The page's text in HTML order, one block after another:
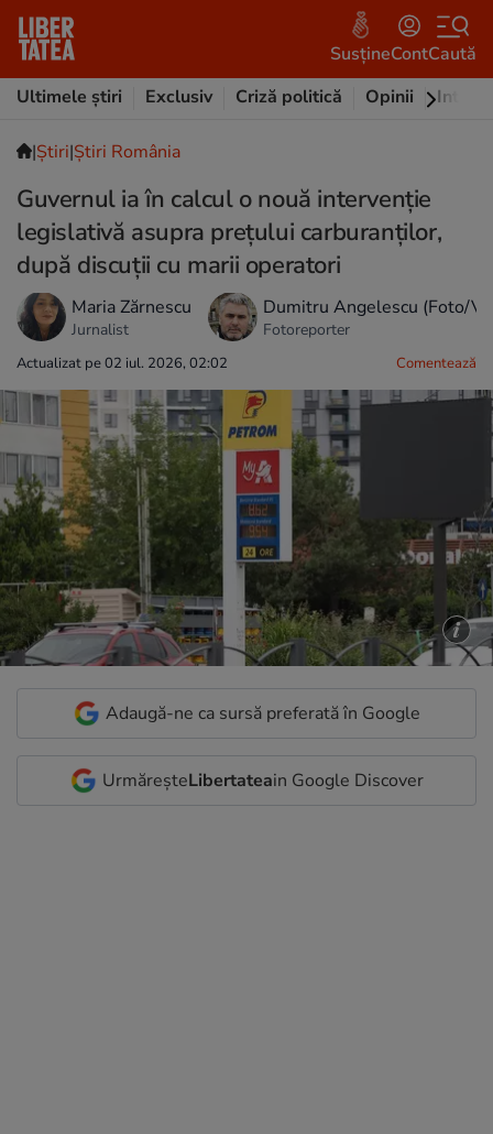
SusțineContCaută
Ultimele știri
Exclusiv Criză politică Opinii
|Ştiri|Știri România
Guvernul ia în calcul o nouă intervenție
legislativă asupra prețului carburanților,
după discuții cu marii operatori
Maria Zărnescu
Jurnalist
Dumitru Angelescu (Foto/
Fotoreporter
Actualizat pe 02 iul. 2026, 02:02 Comentează
Adaugă-ne ca sursă preferată în Google
UrmăreșteLibertateain Google Discover